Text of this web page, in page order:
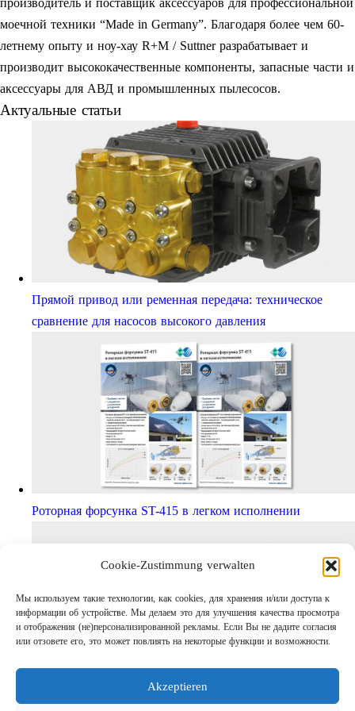
Cookie-Zustimmung verwalten
Мы используем такие технологии, как cookies, для хранения и/или доступа к
информации об устройстве. Мы делаем это для улучшения качества просмотра
и отображения (не)персонализированной рекламы. Если Вы не дадите согласия
или отзовете его, это может повлиять на некоторые функции и возможности.
Akzeptieren
моечной техники “Made in Germany”. Благодаря более чем 60-
летнему опыту и ноу-хау R+M / Suttner разрабатывает и
производит высококачественные компоненты, запасные части и
аксессуары для АВД и промышленных пылесосов.
Актуальные статьи
Прямой привод или ременная передача: техническое
сравнение для насосов высокого давления
Роторная форсунка ST-415 в легком исполнении